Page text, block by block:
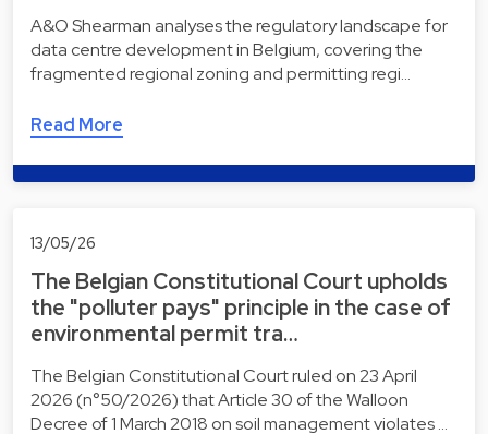
A&O Shearman analyses the regulatory landscape for
data centre development in Belgium, covering the
fragmented regional zoning and permitting regi…
Read More
13/05/26
The Belgian Constitutional Court upholds
the "polluter pays" principle in the case of
environmental permit tra…
The Belgian Constitutional Court ruled on 23 April
2026 (n°50/2026) that Article 30 of the Walloon
Decree of 1 March 2018 on soil management violates …